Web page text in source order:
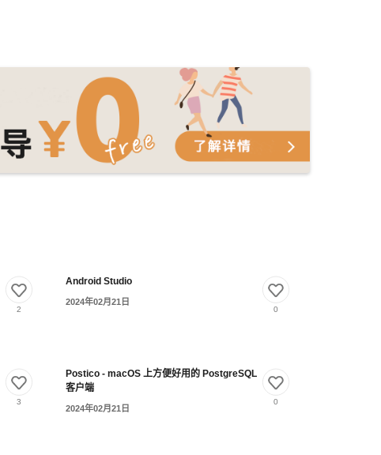
2
Android Studio
2024年02月21日
0
3
Postico - macOS 上方便好用的 PostgreSQL
客户端
2024年02月21日
0